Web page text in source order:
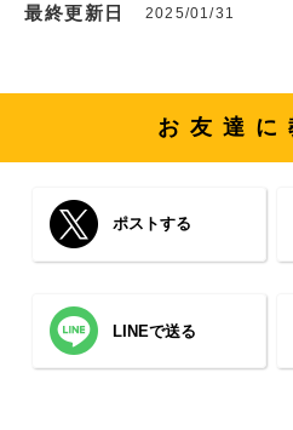
最終更新日 2025/01/31
お友達に
ポストする
LINEで送る